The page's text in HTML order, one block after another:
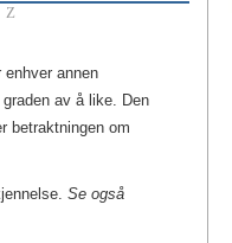
Z
annen
av å like. Den
betraktningen om
Se også